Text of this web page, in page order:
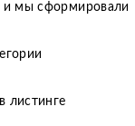
и мы сформировали
листинге